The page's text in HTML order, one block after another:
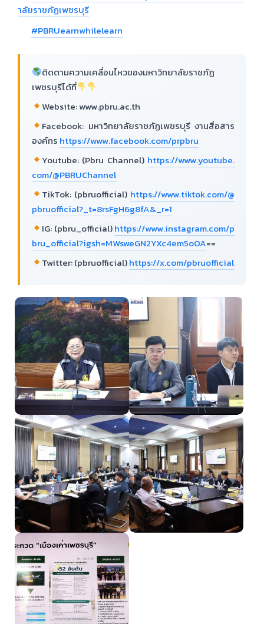
าลัยราชภัฏเพชรบุรี
#PBRUearnwhilelearn
ติดตามความเคลื่อนไหวของมหาวิทยาลัยราชภัฏ
เพชรบุรีได้ที่
Website: www.pbru.ac.th
Facebook: มหาวิทยาลัยราชภัฏเพชรบุรี งานสื่อสาร
องค์กร https://www.facebook.com/prpbru
Youtube: (Pbru Channel) https://www.youtube.
com/@PBRUChannel
TikTok: (pbruofficial) https://www.tiktok.com/@
pbruofficial?_t=8rsFgH6g8fA&_r=1
IG: (pbru_official)https://www.instagram.com/p
bru_official?igsh=MWsweGN2YXc4em5oOA==
Twitter: (pbruofficial)https://x.com/pbruofficial